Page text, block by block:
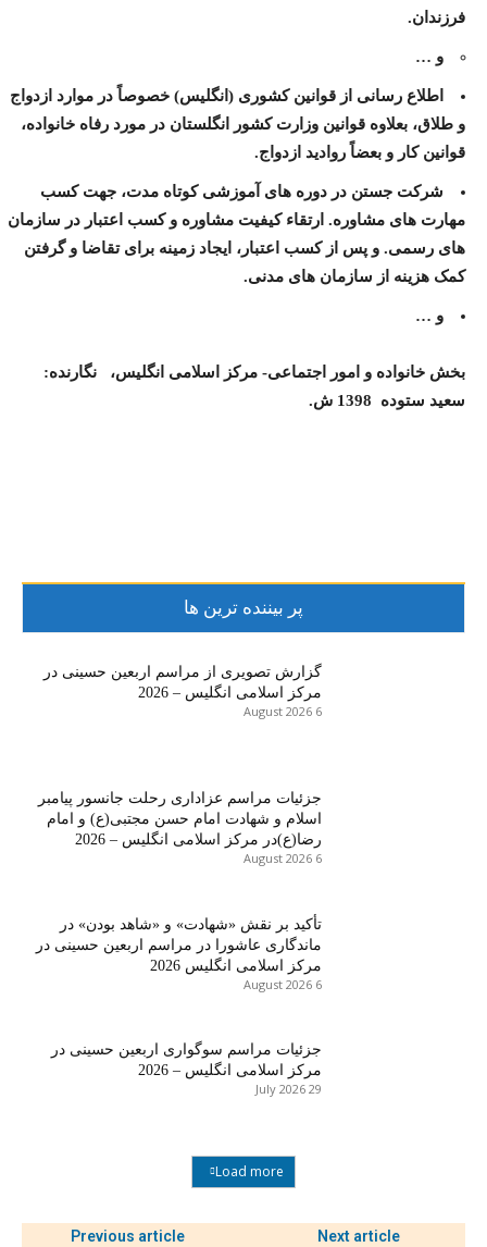
فرزندان.
و …
اطلاع رسانی از قوانين کشوری (انگليس) خصوصاً در موارد ازدواج
و طلاق، بعلاوه قوانين وزارت کشور انگلستان در مورد رفاه خانواده،
قوانين کار و بعضاً روادید ازدواج.
شرکت جستن در دوره های آموزشی کوتاه مدت، جهت کسب
مهارت های مشاوره. ارتقاء کيفيت مشاوره و کسب اعتبار در سازمان
های رسمی. و پس از کسب اعتبار، ايجاد زمينه برای تقاضا و گرفتن
کمک هزينه از سازمان های مدنی.
و …
بخش خانواده و امور اجتماعی- مرکز اسلامی انگلیس، نگارنده:
سعید ستوده 1398 ش.
پر بیننده ترین ها
گزارش تصویری از مراسم اربعین حسینی در
مرکز اسلامی انگلیس – 2026
6 August 2026
جزئیات مراسم عزاداری رحلت جانسور پیامبر
اسلام و شهادت امام حسن مجتبی(ع) و امام
رضا(ع)در مرکز اسلامی انگلیس – 2026
6 August 2026
تأکید بر نقش «شهادت» و «شاهد بودن» در
ماندگاری عاشورا در مراسم اربعین حسینی در
مرکز اسلامی انگلیس 2026
6 August 2026
جزئیات مراسم سوگواری اربعین حسینی در
مرکز اسلامی انگلیس – 2026
29 July 2026
Load more
Previous article Next article